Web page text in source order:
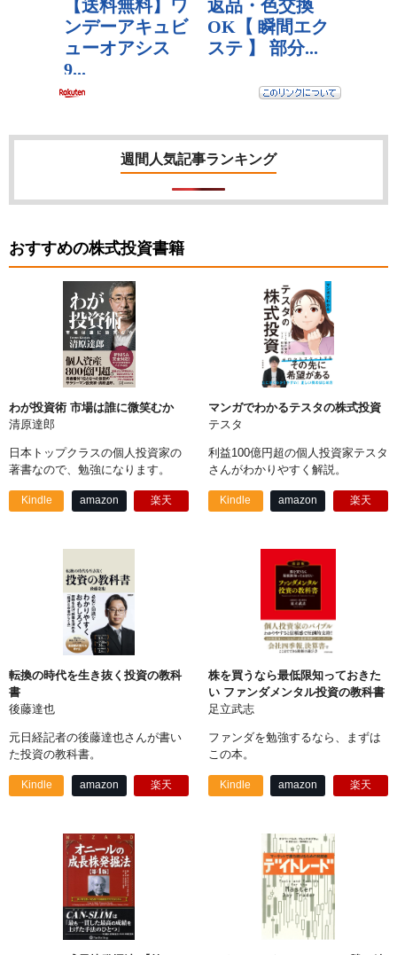
週間人気記事ランキング
おすすめの株式投資書籍
わが投資術 市場は誰に微笑むか
清原達郎
日本トップクラスの個人投資家の
著書なので、勉強になります。
Kindle amazon 楽天
マンガでわかるテスタの株式投資
テスタ
利益100億円超の個人投資家テスタ
さんがわかりやすく解説。
Kindle amazon 楽天
転換の時代を生き抜く投資の教科
書
後藤達也
元日経記者の後藤達也さんが書い
た投資の教科書。
Kindle amazon 楽天
株を買うなら最低限知っておきた
い ファンダメンタル投資の教科書
足立武志
ファンダを勉強するなら、まずは
この本。
Kindle amazon 楽天